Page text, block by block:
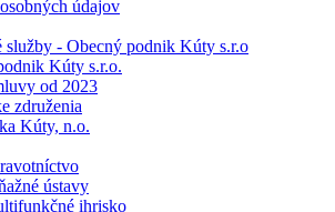
údajov
služby - Obecný podnik Kúty s.r.o
Kúty s.r.o.
od 2023
združenia
Kúty, n.o.
ústavy
ihrisko